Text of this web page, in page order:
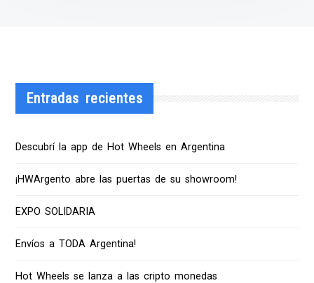
Entradas recientes
Descubrí la app de Hot Wheels en Argentina
¡HWArgento abre las puertas de su showroom!
EXPO SOLIDARIA
Envíos a TODA Argentina!
Hot Wheels se lanza a las cripto monedas